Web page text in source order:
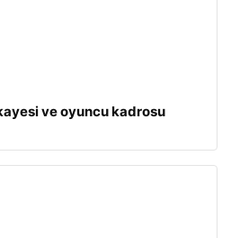
ve oyuncu kadrosu